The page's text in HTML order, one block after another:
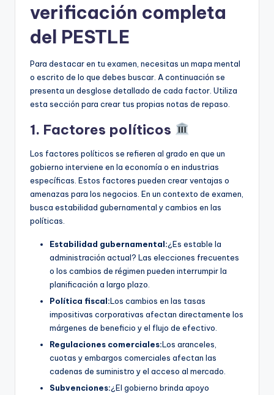
verificación completa
del PESTLE
Para destacar en tu examen, necesitas un mapa mental
o escrito de lo que debes buscar. A continuación se
presenta un desglose detallado de cada factor. Utiliza
esta sección para crear tus propias notas de repaso.
1. Factores políticos
Los factores políticos se refieren al grado en que un
gobierno interviene en la economía o en industrias
específicas. Estos factores pueden crear ventajas o
amenazas para los negocios. En un contexto de examen,
busca estabilidad gubernamental y cambios en las
políticas.
Estabilidad gubernamental:¿Es estable la
administración actual? Las elecciones frecuentes
o los cambios de régimen pueden interrumpir la
planificación a largo plazo.
Política fiscal:Los cambios en las tasas
impositivas corporativas afectan directamente los
márgenes de beneficio y el flujo de efectivo.
Regulaciones comerciales:Los aranceles,
cuotas y embargos comerciales afectan las
cadenas de suministro y el acceso al mercado.
Subvenciones:¿El gobierno brinda apoyo